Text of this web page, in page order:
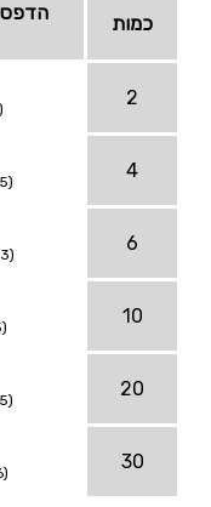
כמות
2
(46
4 (27.25 ₪ ליח')
6 (20.33 ₪ ליח')
10 (17.5 ₪ ליח')
20 (13.85 ₪ ליח')
30 (13.6 ₪ ליח')